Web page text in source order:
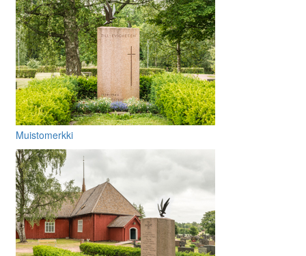
Muistomerkki